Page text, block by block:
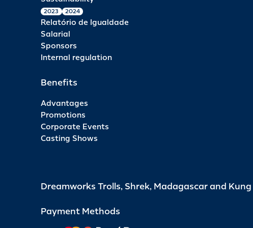
2023 2024
Relatório de Igualdade
Salarial
Sponsors
Internal regulation
Benefits
Advantages
Promotions
Corporate Events
Casting Shows
Dreamworks Trolls, Shrek, Madagascar and
Payment Methods